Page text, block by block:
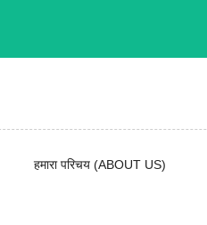
हमारा परिचय (ABOUT US)